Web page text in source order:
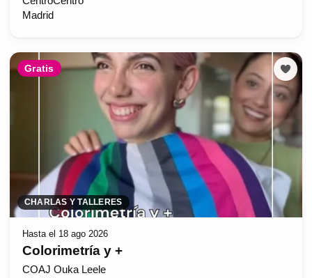
Madrid
Gratis
CHARLAS Y TALLERES
Hasta el 18 ago 2026
Colorimetría y +
COAJ Ouka Leele